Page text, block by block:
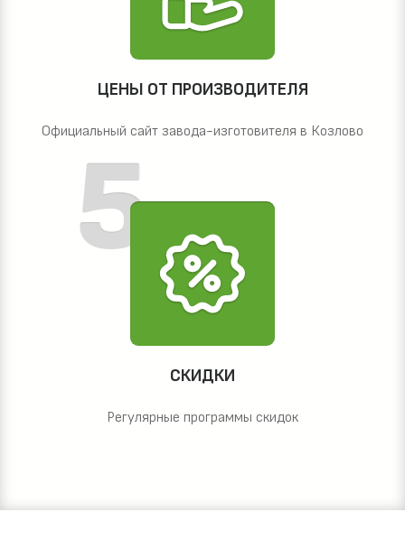
ЦЕНЫ ОТ ПРОИЗВОДИТЕЛЯ
Официальный сайт завода-изготовителя в Козлово
СКИДКИ
Регулярные программы скидок